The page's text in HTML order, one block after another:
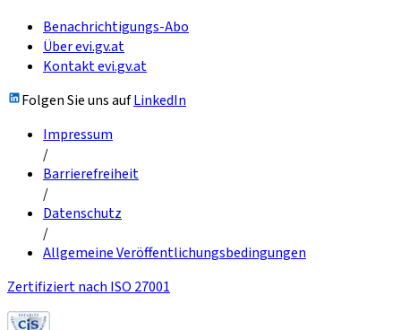
Benachrichtigungs-Abo
Über evi.gv.at
Kontakt evi.gv.at
Folgen Sie uns aufLinkedIn
Impressum
/
Barrierefreiheit
/
Datenschutz
/
Allgemeine Veröffentlichungsbedingungen
Zertifiziert nach ISO 27001